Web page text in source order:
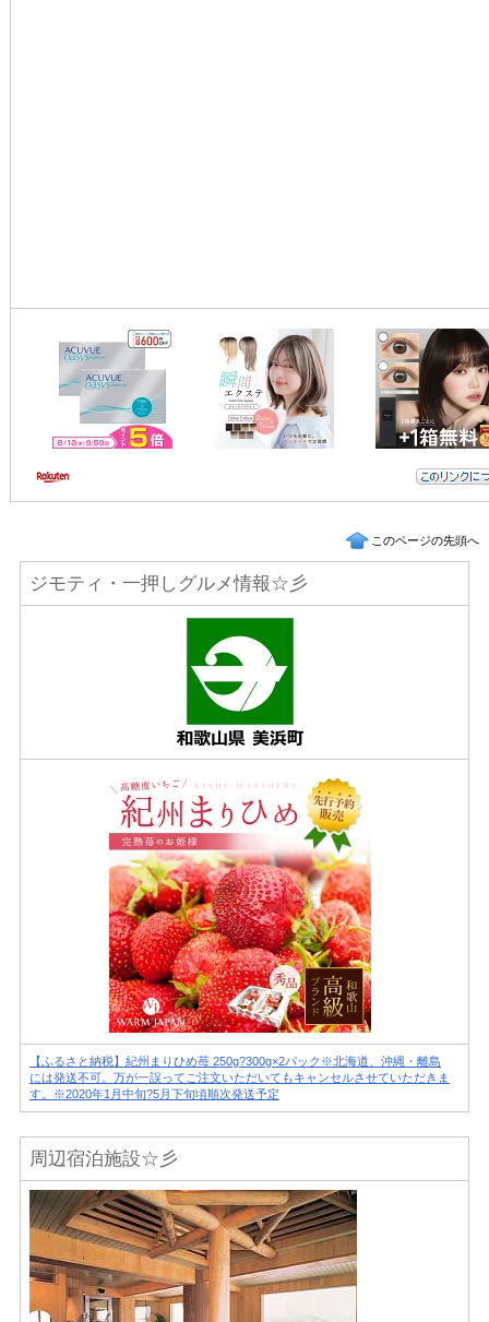
このページの先頭へ
ジモティ・一押しグルメ情報☆彡
【ふるさと納税】紀州まりひめ苺 250g?300g×2パック※北海道、沖縄・離島
には発送不可。万が一誤ってご注文いただいてもキャンセルさせていただきま
す。※2020年1月中旬?5月下旬頃順次発送予定
周辺宿泊施設☆彡